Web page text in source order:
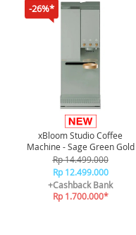
-26%*
xBloom Studio Coffee
Machine - Sage Green Gold
Rp 14.499.000
Rp 12.499.000
+Cashback Bank
Rp 1.700.000*